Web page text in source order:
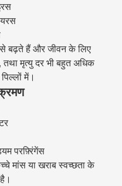
बढ़ते हैं और जीवन के लिए
तथा मृत्यु दर भी बहुत अधिक
में।
परफ़्रिंगेंस
मांस या खराब स्वच्छता के